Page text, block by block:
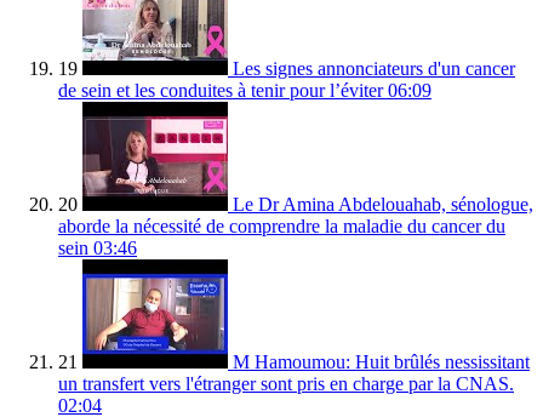
19
Les signes annonciateurs d'un cancer
de sein et les conduites à tenir pour l’éviter 06:09
20
Le Dr Amina Abdelouahab, sénologue,
aborde la nécessité de comprendre la maladie du cancer du
sein 03:46
21
M Hamoumou: Huit brûlés nessissitant
un transfert vers l'étranger sont pris en charge par la CNAS.
02:04